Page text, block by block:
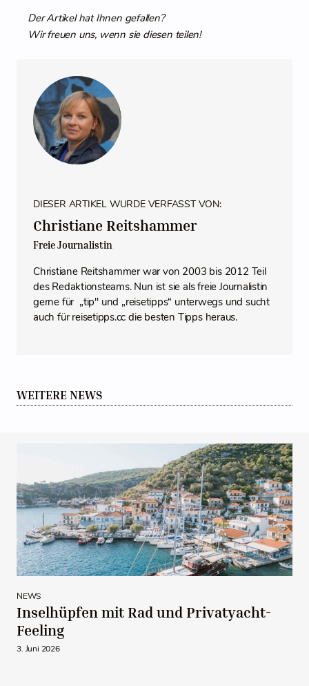
Der Artikel hat Ihnen gefallen?
Wir freuen uns, wenn sie diesen teilen!
DIESER ARTIKEL WURDE VERFASST VON:
Christiane Reitshammer
Freie Journalistin
Christiane Reitshammer war von 2003 bis 2012 Teil
des Redaktionsteams. Nun ist sie als freie Journalistin
gerne für „tip" und „reisetipps“ unterwegs und sucht
auch für reisetipps.cc die besten Tipps heraus.
WEITERE NEWS
NEWS
Inselhüpfen mit Rad und Privatyacht-
Feeling
3. Juni 2026